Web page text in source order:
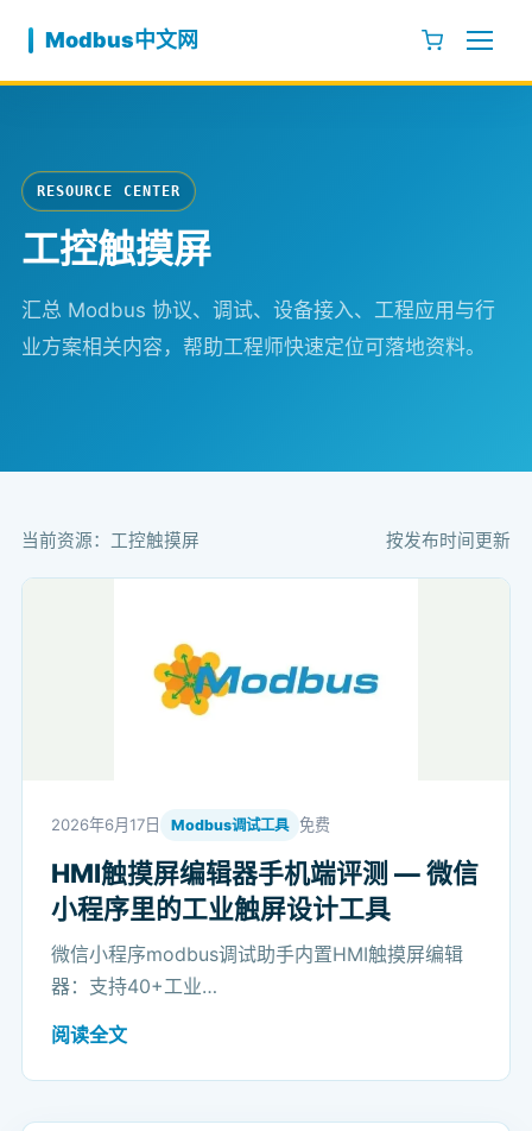
Modbus中文网
RESOURCE CENTER
工控触摸屏
汇总 Modbus 协议、调试、设备接入、工程应用与行
业方案相关内容，帮助工程师快速定位可落地资料。
当前资源：工控触摸屏 按发布时间更新
2026年6月17日 Modbus调试工具 免费
HMI触摸屏编辑器手机端评测 — 微信
小程序里的工业触屏设计工具
微信小程序modbus调试助手内置HMI触摸屏编辑
器：支持40+工业…
阅读全文